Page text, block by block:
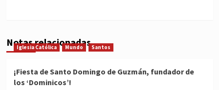
Notas relacionadas
Iglesia Católica Mundo Santos
¡Fiesta de Santo Domingo de Guzmán, fundador de
los ‘Dominicos’!